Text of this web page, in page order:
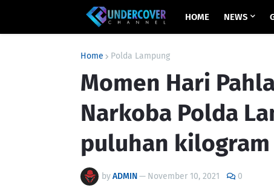
HOME NEWS
Home Polda Lampung
Momen Hari
Narkoba Polda
puluhan
byADMIN— November 10, 2021 0